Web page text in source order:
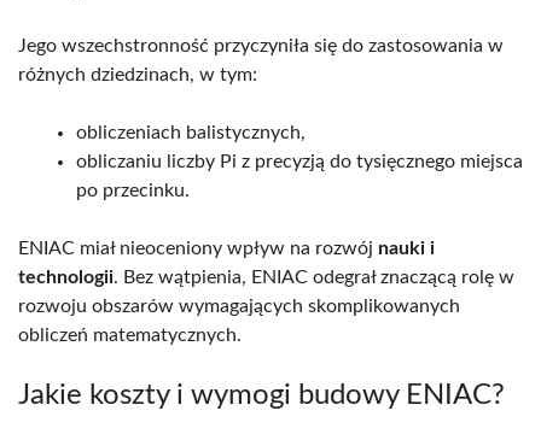
Jego wszechstronność przyczyniła się do zastosowania w
różnych dziedzinach, w tym:
obliczeniach balistycznych,
obliczaniu liczby Pi z precyzją do tysięcznego miejsca
po przecinku.
ENIAC miał nieoceniony wpływ na rozwój nauki i
technologii. Bez wątpienia, ENIAC odegrał znaczącą rolę w
rozwoju obszarów wymagających skomplikowanych
obliczeń matematycznych.
Jakie koszty i wymogi budowy ENIAC?